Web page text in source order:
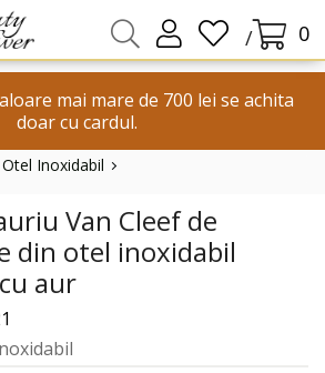
/ 0
mai mare de 700 lei se achita
doar cu cardul.
Otel Inoxidabil
Van Cleef de
din otel inoxidabil
aur